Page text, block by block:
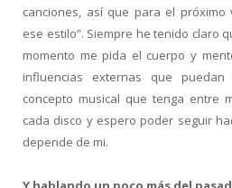
canciones, así que para el
ese estilo”. Siempre he tenido claro
momento me pida el cuerpo y
influencias externas que
concepto musical que tenga entre
cada disco y espero poder seguir
depende de mi.